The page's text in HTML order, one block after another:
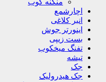
منگنه کوب
اچارشمع
انبر کلاغی
اینورتر جوش
بست زیپی
تفنگ میخکوب
تیشه
جک
جک هیدرولیک